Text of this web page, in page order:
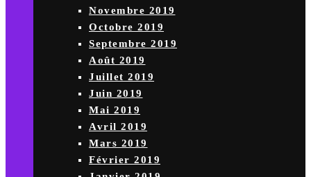
Novembre 2019
Octobre 2019
Septembre 2019
Août 2019
Juillet 2019
Juin 2019
Mai 2019
Avril 2019
Mars 2019
Février 2019